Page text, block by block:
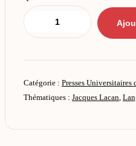
Catégorie : Presses Universitaires
Thématiques : Jacques Lacan,